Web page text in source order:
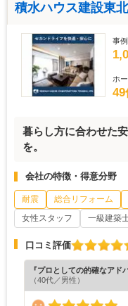
積水ハウス建設東
事
ホ
49
暮らし方に合わせた
を。
会社の特徴・得意分野
耐震 総合リフォーム
女性スタッフ
一級建築
口コミ評価
『プロとしての的確なアド
（40代／男性）